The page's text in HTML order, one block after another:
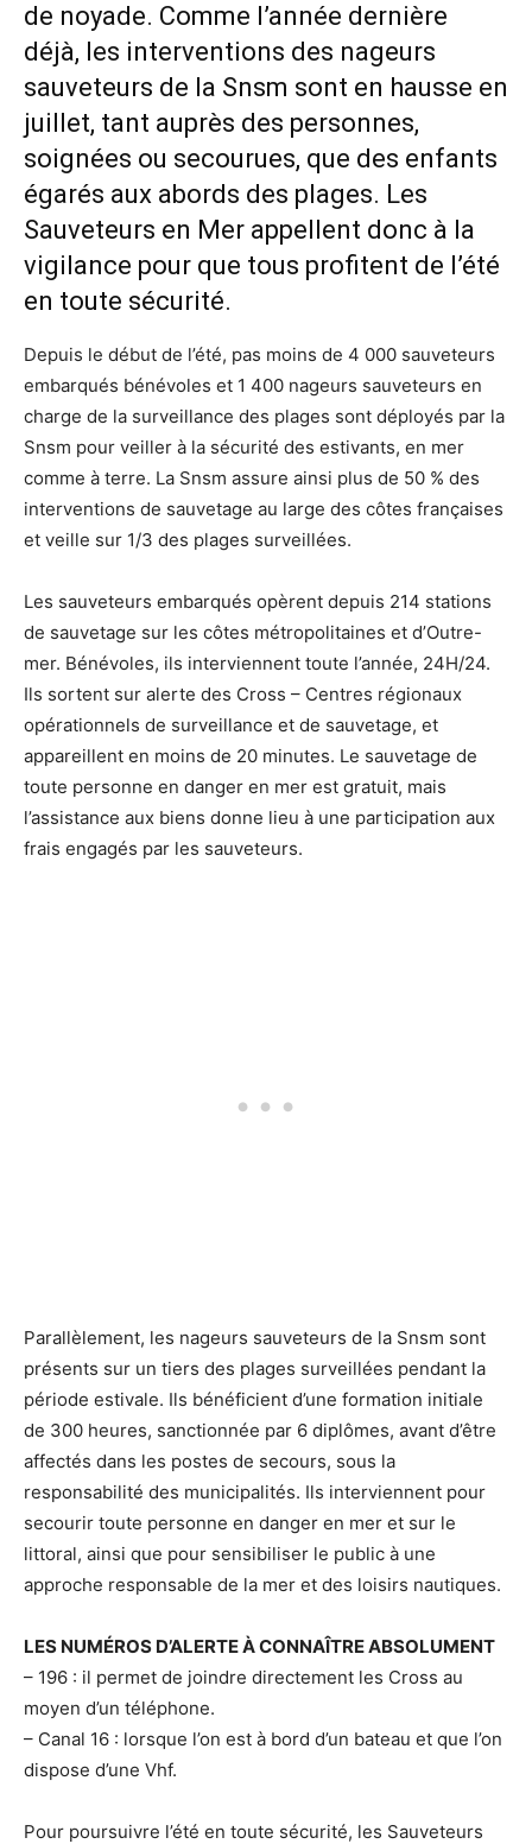
de noyade. Comme l’année dernière
déjà, les interventions des nageurs
sauveteurs de la Snsm sont en hausse en
juillet, tant auprès des personnes,
soignées ou secourues, que des enfants
égarés aux abords des plages. Les
Sauveteurs en Mer appellent donc à la
vigilance pour que tous profitent de l’été
en toute sécurité.
Depuis le début de l’été, pas moins de 4 000 sauveteurs
embarqués bénévoles et 1 400 nageurs sauveteurs en
charge de la surveillance des plages sont déployés par la
Snsm pour veiller à la sécurité des estivants, en mer
comme à terre. La Snsm assure ainsi plus de 50 % des
interventions de sauvetage au large des côtes françaises
et veille sur 1/3 des plages surveillées.
Les sauveteurs embarqués opèrent depuis 214 stations
de sauvetage sur les côtes métropolitaines et d’Outre-
mer. Bénévoles, ils interviennent toute l’année, 24H/24.
Ils sortent sur alerte des Cross – Centres régionaux
opérationnels de surveillance et de sauvetage, et
appareillent en moins de 20 minutes. Le sauvetage de
toute personne en danger en mer est gratuit, mais
l’assistance aux biens donne lieu à une participation aux
frais engagés par les sauveteurs.
Parallèlement, les nageurs sauveteurs de la Snsm sont
présents sur un tiers des plages surveillées pendant la
période estivale. Ils bénéficient d’une formation initiale
de 300 heures, sanctionnée par 6 diplômes, avant d’être
affectés dans les postes de secours, sous la
responsabilité des municipalités. Ils interviennent pour
secourir toute personne en danger en mer et sur le
littoral, ainsi que pour sensibiliser le public à une
approche responsable de la mer et des loisirs nautiques.
LES NUMÉROS D’ALERTE À CONNAÎTRE ABSOLUMENT
– 196 : il permet de joindre directement les Cross au
moyen d’un téléphone.
– Canal 16 : lorsque l’on est à bord d’un bateau et que l’on
dispose d’une Vhf.
Pour poursuivre l’été en toute sécurité, les Sauveteurs